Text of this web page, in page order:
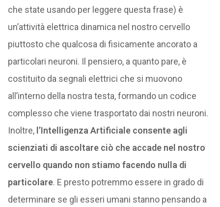
che state usando per leggere questa frase) è
un’attività elettrica dinamica nel nostro cervello
piuttosto che qualcosa di fisicamente ancorato a
particolari neuroni. Il pensiero, a quanto pare, è
costituito da segnali elettrici che si muovono
all’interno della nostra testa, formando un codice
complesso che viene trasportato dai nostri neuroni.
Inoltre, l’Intelligenza Artificiale consente agli
scienziati di ascoltare ciò che accade nel nostro
cervello quando non stiamo facendo nulla di
particolare. E presto potremmo essere in grado di
determinare se gli esseri umani stanno pensando a